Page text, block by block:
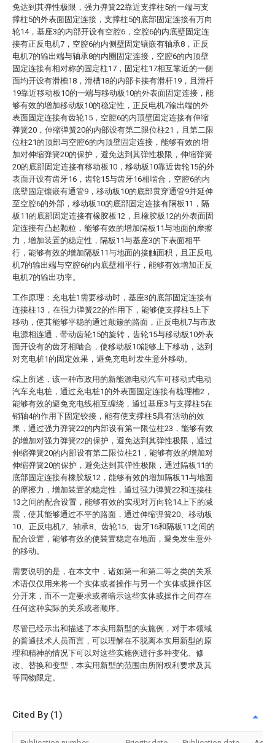
免达到其弹性极限，强力弹簧22靠近支撑柱5的一端与支
撑柱5的外表面固定连接，支撑柱5的底部固定连接有万向
轮14，基座3的内部开设有空腔6，空腔6的内底壁固定连
接有正反电机7，空腔6的内侧壁固定镶嵌有轴承8，正反
电机7的输出端与轴承8的内圈固定连接，空腔6的内顶壁
固定连接有相对称的固定柱17，固定柱17相互靠近的一侧
面均开设有滑槽18，滑槽18的内部卡接有滑杆19，且滑杆
19靠近移动板10的一端与移动板10的外表面固定连接，能
够有效的增加移动板10的稳定性，正反电机7输出端的外
表面固定连接有齿轮15，空腔6的内顶壁固定连接有伸缩
弹簧20，伸缩弹簧20的内部设有第二限位柱21，且第二限
位柱21的顶部与空腔6的内顶壁固定连接，能够有效的增
加对伸缩弹簧20的保护，避免达到其弹性极限，伸缩弹簧
20的底部固定连接有移动板10，移动板10靠近齿轮15的外
表面开设有齿牙16，齿轮15与齿牙16相啮合，空腔6的内
底壁固定镶嵌有通管9，移动板10的底部贯穿通管9并延伸
至空腔6的外部，移动板10的底部固定连接有隔板11，隔
板11的底部固定连接有橡胶板12，且橡胶板12的外表面固
定连接有凸起颗粒，能够有效的增加隔板11与地面的摩擦
力，增加装置的稳定性，隔板11与基座3的下表面相平
行，能够有效的增加隔板11与地面的接触面积，且正反电
机7的输出端与空腔6的内底壁相平行，能够有效增加正反
电机7的输出功率。
工作原理：充电桩1需要移动时，基座3的底部固定连接有
连接柱13，在强力弹簧22的作用下，能够使支撑柱5上下
移动，使其能够平稳的通过颠簸的路面，正反电机7与市政
电源相连通，带动齿轮15的旋转，齿轮15与移动板10外表
面开设有的齿牙相啮合，使移动板10能够上下移动，达到
对充电桩1的固定效果，避免充电时发生意外移动。
综上所述，该一种市政用的新能源电动汽车可移动式电动
汽车充电桩，通过充电桩1的外表面固定连接有梳理槽2，
能够有效的避免充电线相互缠绕，通过基座3与支撑柱5在
销轴4的作用下固定铰接，能有使支撑柱5具有活动的效
果，通过强力弹簧22的内部设有第一限位柱23，能够有效
的增加对强力弹簧22的保护，避免达到其弹性极限，通过
伸缩弹簧20的内部设有第二限位柱21，能够有效的增加对
伸缩弹簧20的保护，避免达到其弹性极限，通过隔板11的
底部固定连接有橡胶板12，能够有效的增加隔板11与地面
的摩擦力，增加装置的稳定性，通过强力弹簧22和连接柱
13之间的配合设置，能够有效的实现对万向轮14上下的减
震，使其能够通过不平的路面，通过伸缩弹簧20、移动板
10、正反电机7、轴承8、齿轮15、齿牙16和隔板11之间的
配合设置，能够有效的使装置稳定在地面，避免发生意外
的移动。
需要说明的是，在本文中，诸如第一和第二等之类的关系
术语仅仅用来将一个实体或者操作与另一个实体或操作区
分开来，而不一定要求或者暗示这些实体或操作之间存在
任何这种实际的关系或者顺序。
尽管已经示出和描述了本实用新型的实施例，对于本领域
的普通技术人员而言，可以理解在不脱离本实用新型的原
理和精神的情况下可以对这些实施例进行多种变化、修
改、替换和变型，本实用新型的范围由所附权利要求及其
等同物限定。
Cited By (1)